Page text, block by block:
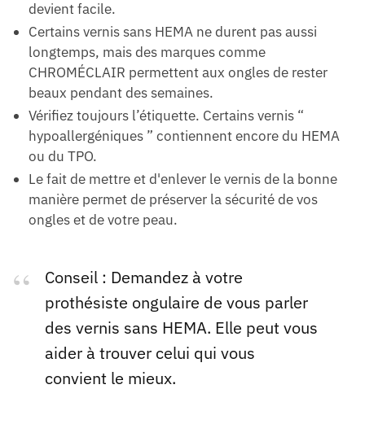
devient facile.
Certains vernis sans HEMA ne durent pas aussi
longtemps, mais des marques comme
CHROMÉCLAIR permettent aux ongles de rester
beaux pendant des semaines.
Vérifiez toujours l’étiquette. Certains vernis “
hypoallergéniques ” contiennent encore du HEMA
ou du TPO.
Le fait de mettre et d'enlever le vernis de la bonne
manière permet de préserver la sécurité de vos
ongles et de votre peau.
Conseil : Demandez à votre
prothésiste ongulaire de vous parler
des vernis sans HEMA. Elle peut vous
aider à trouver celui qui vous
convient le mieux.